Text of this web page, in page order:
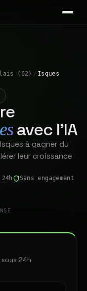
(62) / Isques
avec l'IA
à gagner du
leur croissance
Sans engagement
sous 24h